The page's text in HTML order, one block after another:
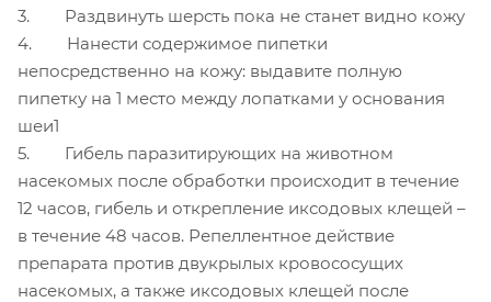
3. Раздвинуть шерсть пока не станет видно кожу
4. Нанести содержимое пипетки
непосредственно на кожу: выдавите полную
пипетку на 1 место между лопатками у основания
шеи1
5. Гибель паразитирующих на животном
насекомых после обработки происходит в течение
12 часов, гибель и открепление иксодовых клещей –
в течение 48 часов. Репеллентное действие
препарата против двукрылых кровососущих
насекомых, а также иксодовых клещей после